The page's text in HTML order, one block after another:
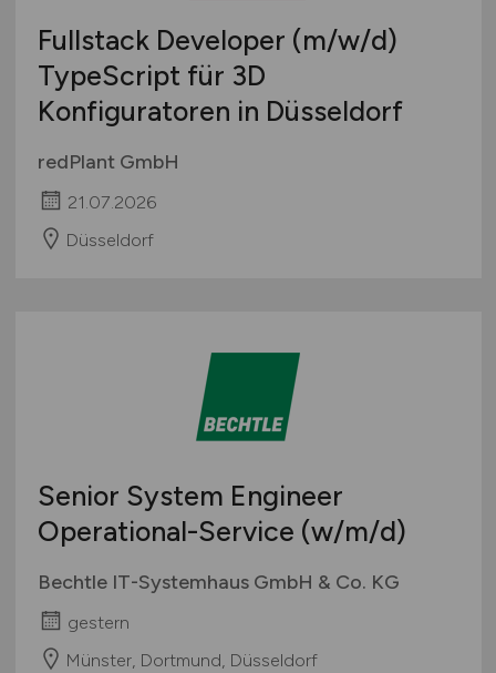
Fullstack Developer (m/w/d)
TypeScript für 3D
Konfiguratoren in Düsseldorf
redPlant GmbH
21.07.2026
Düsseldorf
Senior System Engineer
Operational-Service (w/m/d)
Bechtle IT-Systemhaus GmbH & Co. KG
gestern
Münster, Dortmund, Düsseldorf